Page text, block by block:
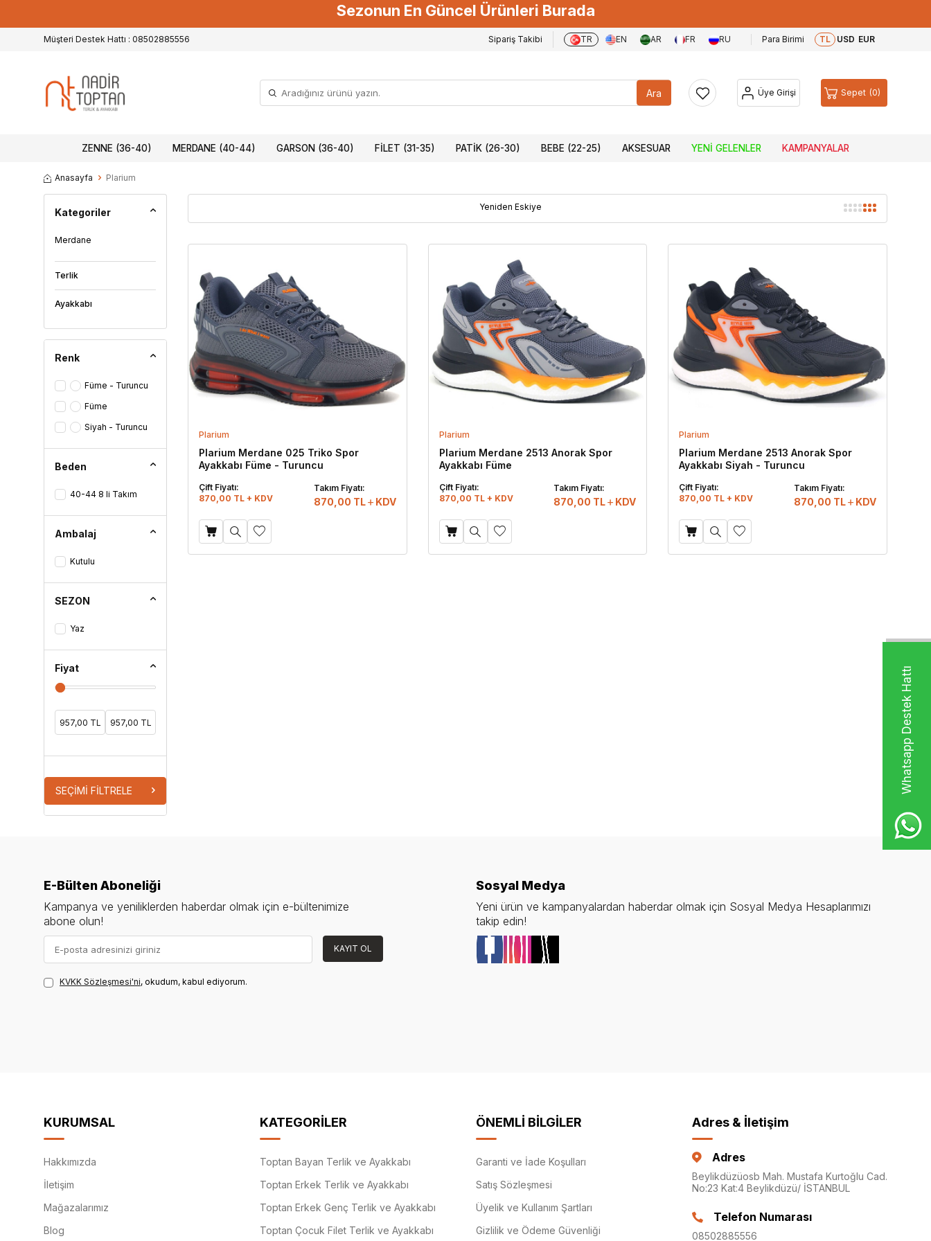
Whatsapp Destek Hattı
Sezonun En Güncel Ürünleri Burada
Müşteri Destek Hattı : 08502885556 Sipariş Takibi TR EN AR FR RU Para Birimi TL USD EUR
Ara Üye Girişi Sepet 0
ZENNE (36-40) MERDANE (40-44) GARSON (36-40) FILET (31-35) PATIK (26-30) BEBE (22-25) AKSESUAR YENI GELENLER KAMPANYALAR
Anasayfa Plarium
Kategoriler
Merdane
Terlik
Ayakkabı
Renk
Füme - Turuncu
Füme
Siyah - Turuncu
Beden
40-44 8 li Takım
Ambalaj
Kutulu
SEZON
Yaz
Fiyat
SEÇIMI FILTRELE
Yeniden Eskiye
Plarium
Plarium Merdane 025 Triko Spor
Ayakkabı Füme - Turuncu
Çift Fiyatı:
870,00 TL + KDV
Takım Fiyatı:
870,00 TL KDV
Plarium
Plarium Merdane 2513 Anorak Spor
Ayakkabı Füme
Çift Fiyatı:
870,00 TL + KDV
Takım Fiyatı:
870,00 TL KDV
Plarium
Plarium Merdane 2513 Anorak Spor
Ayakkabı Siyah - Turuncu
Çift Fiyatı:
870,00 TL + KDV
Takım Fiyatı:
870,00 TL KDV
E-Bülten Aboneliği
Kampanya ve yeniliklerden haberdar olmak için e-bültenimize
abone olun!
KAYIT OL
KVKK Sözleşmesi'ni, okudum, kabul ediyorum.
Sosyal Medya
Yeni ürün ve kampanyalardan haberdar olmak için Sosyal Medya Hesaplarımızı
takip edin!
KURUMSAL
Hakkımızda
İletişim
Mağazalarımız
Blog
KATEGORİLER
Toptan Bayan Terlik ve Ayakkabı
Toptan Erkek Terlik ve Ayakkabı
Toptan Erkek Genç Terlik ve Ayakkabı
Toptan Çocuk Filet Terlik ve Ayakkabı
ÖNEMLİ BİLGİLER
Garanti ve İade Koşulları
Satış Sözleşmesi
Üyelik ve Kullanım Şartları
Gizlilik ve Ödeme Güvenliği
Adres & İletişim
Adres
Beylikdüzüosb Mah. Mustafa Kurtoğlu Cad.
No:23 Kat:4 Beylikdüzü/ İSTANBUL
Telefon Numarası
08502885556